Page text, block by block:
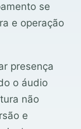
se
e operação
presença
o áudio
não
e